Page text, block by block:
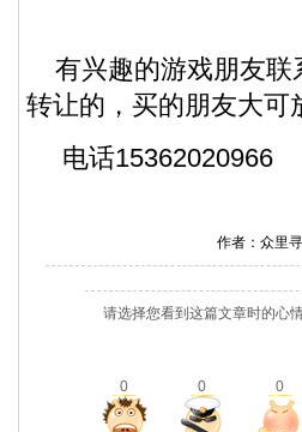
有兴趣的游戏朋友联
转让的，买的朋友大可
电话15362020966
作者：众里
请选择您看到这篇文章时的心
0 0 0